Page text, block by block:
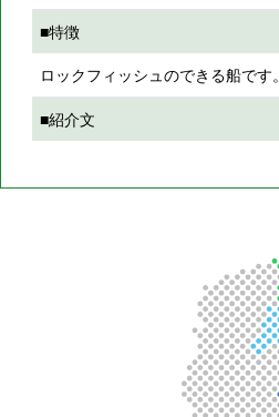
■特徴
ロックフィッシュのできる船です。
■紹介文